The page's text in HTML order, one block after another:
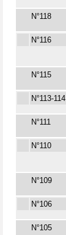
N°118
N°116
N°115
N°113-114
N°111
N°110
N°109
N°106
N°105